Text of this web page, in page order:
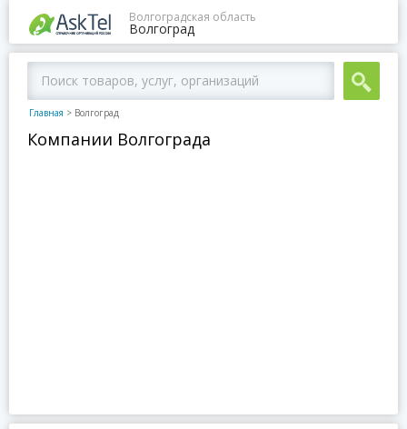
Волгоградская область
Волгоград
Главная > Волгоград
Компании Волгограда